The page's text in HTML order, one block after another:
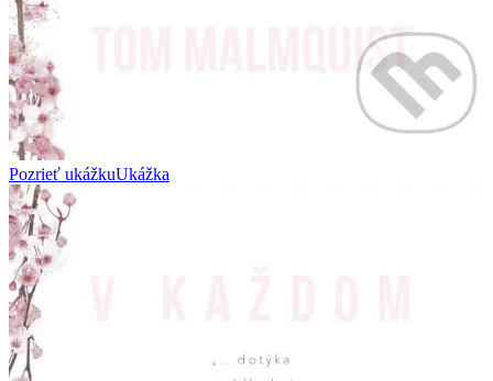
Pozrieť ukážkuUkážka